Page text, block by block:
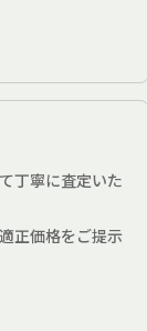
丁寧に査定いた
正価格をご提示